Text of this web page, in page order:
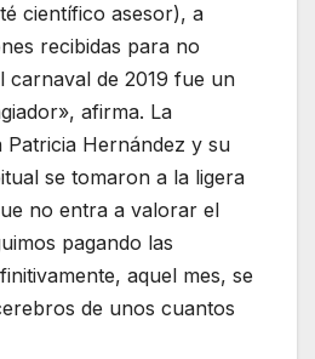
científico asesor), a
recibidas para no
carnaval de 2019 fue un
afirma. La
Patricia Hernández y su
se tomaron a la ligera
no entra a valorar el
pagando las
aquel mes, se
de unos cuantos